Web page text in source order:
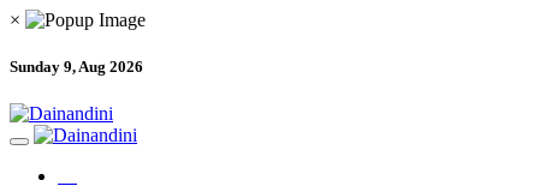
×
Sunday 9, Aug 2026